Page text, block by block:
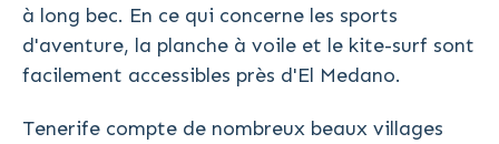
à long bec. En ce qui concerne les sports
d'aventure, la planche à voile et le kite-surf sont
facilement accessibles près d'El Medano.
Tenerife compte de nombreux beaux villages